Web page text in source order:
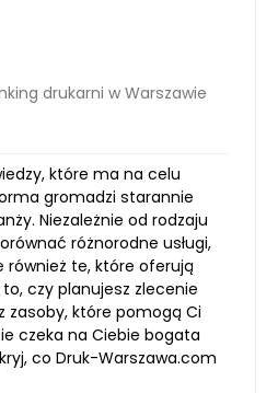
drukarni w Warszawie
które ma na celu
gromadzi starannie
Niezależnie od rodzaju
różnorodne usługi,
również te, które oferują
czy planujesz zlecenie
zasoby, które pomogą Ci
czeka na Ciebie bogata
co Druk-Warszawa.com